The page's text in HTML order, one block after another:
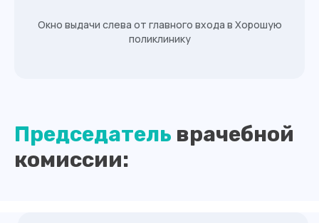
Окно выдачи слева от главного входа в Хорошую
поликлинику
Председатель врачебной
комиссии: